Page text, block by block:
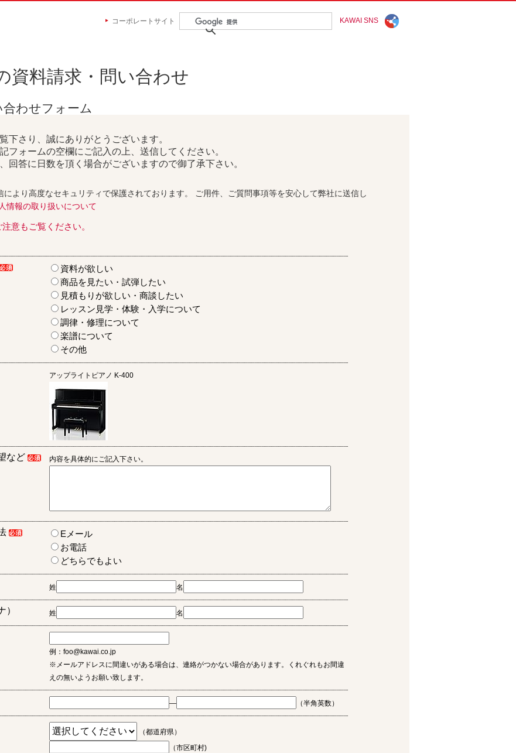
コーポレートサイト KAWAI SNS
資料請求・問い合わせ
わせフォーム
下さり、誠にありがとうございます。
フォームの空欄にご記入の上、送信してください。
回答に日数を頂く場合がございますので御了承下さい。
により高度なセキュリティで保護されております。 ご用件、ご質問事項等を安心して弊社に送信し
情報の取り扱いについて
意もご覧ください。
資料が欲しい
商品を見たい・試弾したい
見積もりが欲しい・商談したい
レッスン見学・体験・入学について
調律・修理について
楽譜について
その他
アップライトピアノ K-400
など 内容を具体的にご記入下さい。
Eメール
お電話
どちらでもよい
姓 名
） 姓 名
例：foo@kawai.co.jp
※メールアドレスに間違いがある場合は、連絡がつかない場合があります。くれぐれもお間違
えの無いようお願い致します。
― （半角英数）
（都道府県）
（市区町村)